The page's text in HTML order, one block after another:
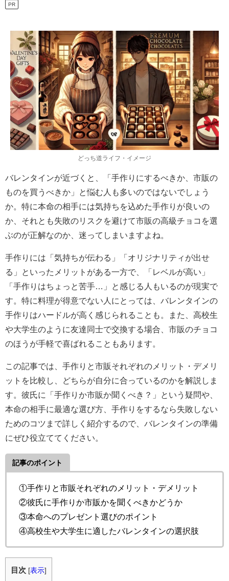
PR
どっち道ライフ・イメージ
バレンタインが近づくと、「手作りにするべきか、市販の
ものを買うべきか」と悩む人も多いのではないでしょう
か。特に本命の相手には気持ちを込めた手作りが良いの
か、それとも失敗のリスクを避けて市販の高級チョコを選
ぶのが正解なのか、迷ってしまいますよね。
手作りには「気持ちが伝わる」「オリジナリティが出せ
る」といったメリットがある一方で、「レベルが高い」
「手作りはちょっと苦手…」と感じる人もいるのが現実で
す。特に料理が得意でない人にとっては、バレンタインの
手作りはハードルが高く感じられることも。また、高校生
や大学生のように友達同士で交換する場合、市販のチョコ
のほうが手軽で喜ばれることもあります。
この記事では、手作りと市販それぞれのメリット・デメリ
ットを比較し、どちらが自分に合っているのかを解説しま
す。彼氏に「手作りか市販か聞くべき？」という疑問や、
本命の相手に最適な選び方、手作りをするなら失敗しない
ためのコツまで詳しく紹介するので、バレンタインの準備
にぜひ役立ててください。
記事のポイント
①手作りと市販それぞれのメリット・デメリット
②彼氏に手作りか市販かを聞くべきかどうか
③本命へのプレゼント選びのポイント
④高校生や大学生に適したバレンタインの選択肢
目次 [表示]